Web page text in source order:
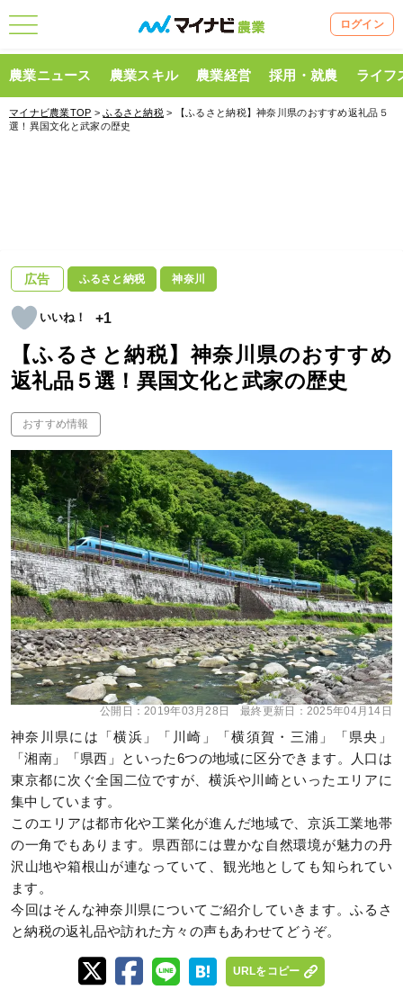
ログイン
農業ニュース 農業スキル 農業経営 採用・就農 ライフ
マイナビ農業TOP >ふるさと納税 > 【ふるさと納税】神奈川県のおすすめ返礼品５
選！異国文化と武家の歴史
広告 ふるさと納税 神奈川
+1
【ふるさと納税】神奈川県のおすすめ
返礼品５選！異国文化と武家の歴史
おすすめ情報
公開日：2019年03月28日 最終更新日： 2025年04月14日
神奈川県には「横浜」「川崎」「横須賀・三浦」「県央」
「湘南」「県西」といった6つの地域に区分できます。人口は
東京都に次ぐ全国二位ですが、横浜や川崎といったエリアに
集中しています。
このエリアは都市化や工業化が進んだ地域で、京浜工業地帯
の一角でもあります。県西部には豊かな自然環境が魅力の丹
沢山地や箱根山が連なっていて、観光地としても知られてい
ます。
今回はそんな神奈川県についてご紹介していきます。ふるさ
と納税の返礼品や訪れた方々の声もあわせてどうぞ。
URLをコピー